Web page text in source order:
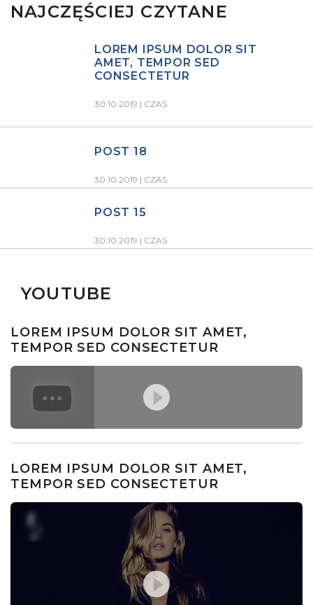
NAJCZĘŚCIEJ CZYTANE
LOREM IPSUM DOLOR SIT
AMET, TEMPOR SED
CONSECTETUR
30.10.2019 | CZAS
POST 18
30.10.2019 | CZAS
POST 15
30.10.2019 | CZAS
YOUTUBE
LOREM IPSUM DOLOR SIT AMET,
TEMPOR SED CONSECTETUR
LOREM IPSUM DOLOR SIT AMET,
TEMPOR SED CONSECTETUR